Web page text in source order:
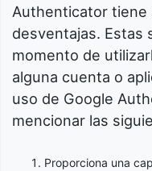
Authenticator tiene
desventajas. Estas
momento de
alguna cuenta o
uso de Google
mencionar las
Proporciona una